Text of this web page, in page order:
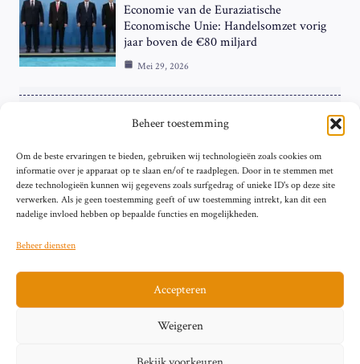
Beheer toestemming
Om de beste ervaringen te bieden, gebruiken wij technologieën zoals cookies om
informatie over je apparaat op te slaan en/of te raadplegen. Door in te stemmen met
deze technologieën kunnen wij gegevens zoals surfgedrag of unieke ID's op deze site
verwerken. Als je geen toestemming geeft of uw toestemming intrekt, kan dit een
nadelige invloed hebben op bepaalde functies en mogelijkheden.
Beheer diensten
Accepteren
Weigeren
Economie van de Euraziatische
Economische Unie: Handelsomzet vorig
jaar boven de €80 miljard
Mei 29, 2026
ZAKELIJK
Hardnekkige Inflatie bij de ‘Grote Vier’
van de Eurozone
Mei 29, 2026
Sitemap Contact Privacybeleid (EU)
Impressum
Cookiebeleid (EU)